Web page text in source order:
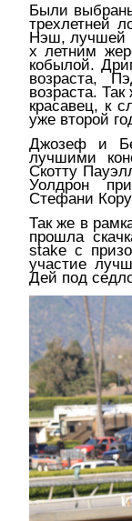
Были
трехлетней
Нэш, лучшей
х летним
кобылой.
возраста,
возраста.Так
красавец, к
уже второй
Джозеф и
лучшими
Скотту
Уолдрон
Стефани
Так же в
прошла
stake с
участие
Дей под